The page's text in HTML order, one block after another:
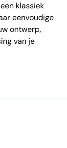
klassiek
eenvoudige
ontwerp,
van je